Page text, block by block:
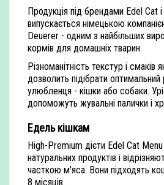
Продукція під брендами Edel Cat
випускається німецькою
Deuerer - одним з найбільших
кормів для домашніх тварин.
Різноманітність текстур і смаків
дозволить підібрати
улюбленця - кішки або собаки.
допоможуть жувальні палички і
Едель кішкам
High-Premium дієти Edel Cat
натуральних продуктів і
часткою м'яса. Вони підходять
8 місяців.